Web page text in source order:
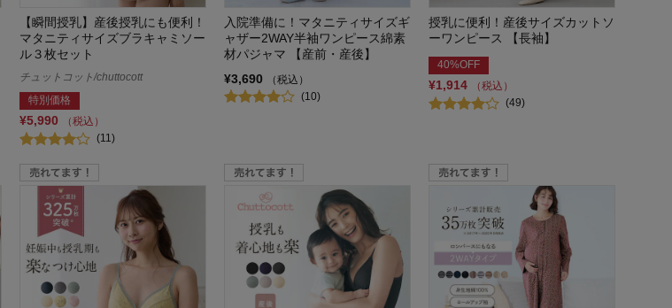
【瞬間授乳】産後授乳にも便利！
マタニティサイズブラキャミソー
ル３枚セット
チュットコット/chuttocott
特別価格
¥5,990
（税込）
(11)
入院準備に！マタニティサイズギ
ャザー2WAY半袖ワンピース綿素
材パジャマ 【産前・産後】
¥3,690
（税込）
(10)
授乳に便利！産後サイズカットソ
ーワンピース 【長袖】
40%OFF
¥1,914
（税込）
(49)